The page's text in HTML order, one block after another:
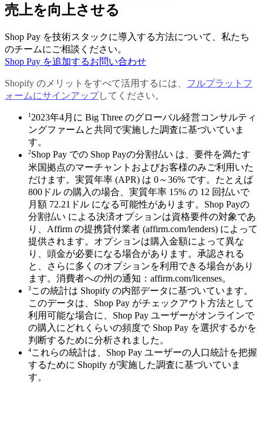
売上を向上させる
Shop Pay を技術スタックに導入する方法について、私たち
のチームにご相談ください。
Shop Pay を追加するお問い合わせ
Shopify のメリットをすべて活用するには、 フルプラットフ
ォームにサインアップしてください。
1 2023年4月に Big Three のグローバル経営コンサルティ
ングファームと共同で実施した調査に基づいていま
す。
2Shop Pay での Shop Payの分割払い は、要件を満たす
米国拠点のマーチャントおよびお客様のみご利用いた
だけます。実質年率 (APR) は 0～36% です。たとえば
800ドル の購入の場合、実質年率 15% の 12 回払いで
月額 72.21ドル になる可能性があります。Shop Payの
分割払い による決済オプションは資格要件の対象であ
り、Affirm の提携貸付業者 (affirm.com/lenders) によって
提供されます。オプションは購入金額によって異な
り、頭金が必要になる場合があります。承認される
と、さらに多くのオプションを利用できる場合があり
ます。消費者への州の通知：affirm.com/licenses。
3この統計は Shopify の内部データに基づいています。
このデータは、Shop Pay がチェックアウト方法として
利用可能な場合に、Shop Pay ユーザーがオンラインで
の購入にどれくらいの頻度で Shop Pay を選択するかを
判断するために分析されました。
4これらの統計は、Shop Pay ユーザーの人口統計を把握
するために Shopify が実施した調査に基づいていま
す。